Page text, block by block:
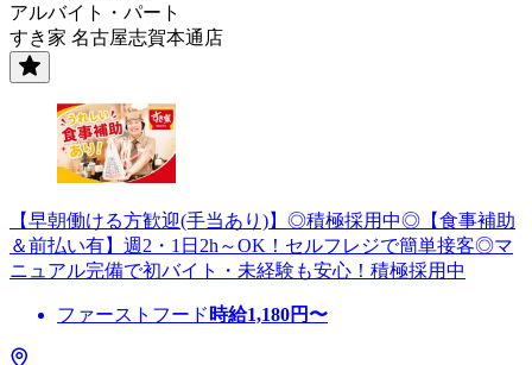
アルバイト・パート
すき家 名古屋志賀本通店
【早朝働ける方歓迎(手当あり)】◎積極採用中◎【食事補助
＆前払い有】週2・1日2h～OK！セルフレジで簡単接客◎マ
ニュアル完備で初バイト・未経験も安心！積極採用中
ファーストフード 時給1,180円〜